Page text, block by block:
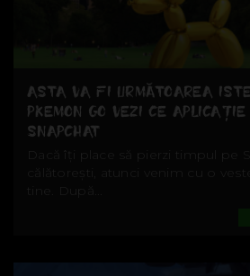
ASTA VA FI URMĂTOAREA
PKEMON GO VEZI CE
SNAPCHAT
Dacă îți place să pierzi timpul pe
călătorești, atunci venim cu o
tine. După...